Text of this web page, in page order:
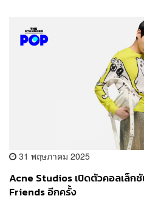
31 พฤษภาคม 2025
Acne Studios เปิดตัวคอลเล็ก
Friends อีกครั้ง